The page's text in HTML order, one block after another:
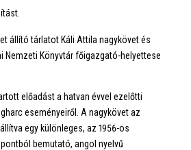
állító tárlatot Káli Attila nagykövet és
Nemzeti Könyvtár főigazgató-helyettese
előadást a hatvan évvel ezelőtti
eseményeiről. A nagykövet az
egy különleges, az 1956-os
bemutató, angol nyelvű